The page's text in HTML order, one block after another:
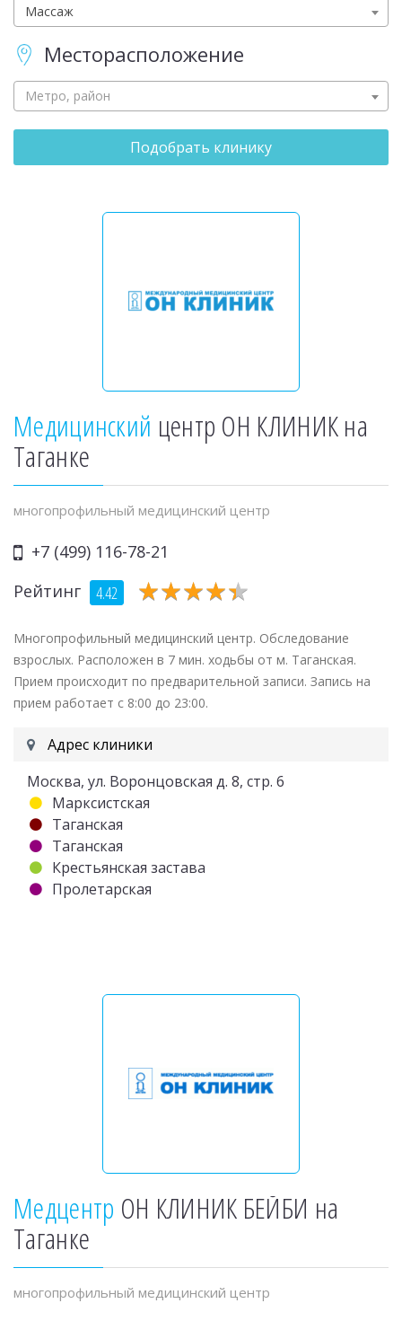
Массаж
Месторасположение
Метро, район
Подобрать клинику
Медицинский центр ОН КЛИНИК на
Таганке
многопрофильный медицинский центр
+7 (499) 116-78-21
Рейтинг
4.42 ★★★★★
★★★★★
Многопрофильный медицинский центр. Обследование
взрослых. Расположен в 7 мин. ходьбы от м. Таганская.
Прием происходит по предварительной записи. Запись на
прием работает с 8:00 до 23:00.
Адрес клиники
Москва, ул. Воронцовская д. 8, стр. 6
Марксистская
Таганская
Таганская
Крестьянская застава
Пролетарская
Медцентр ОН КЛИНИК БЕЙБИ на
Таганке
многопрофильный медицинский центр